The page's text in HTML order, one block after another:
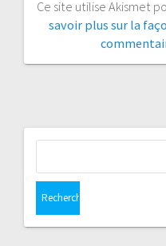
Ce site utilise Akismet
savoir plus sur la